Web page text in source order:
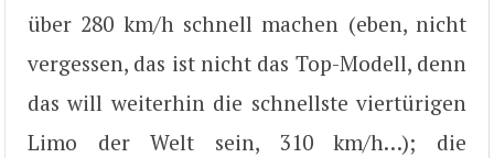
über 280 km/h schnell machen (eben, nicht
vergessen, das ist nicht das Top-Modell, denn
das will weiterhin die schnellste viertürigen
Limo der Welt sein, 310 km/h…); die